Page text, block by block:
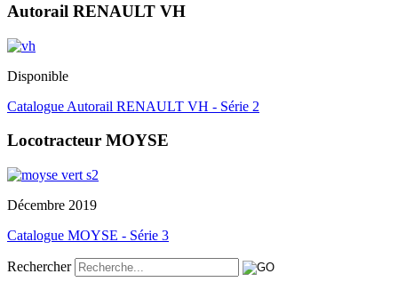
Autorail RENAULT VH
Disponible
Catalogue Autorail RENAULT VH - Série 2
Locotracteur MOYSE
Décembre 2019
Catalogue MOYSE - Série 3
Rechercher